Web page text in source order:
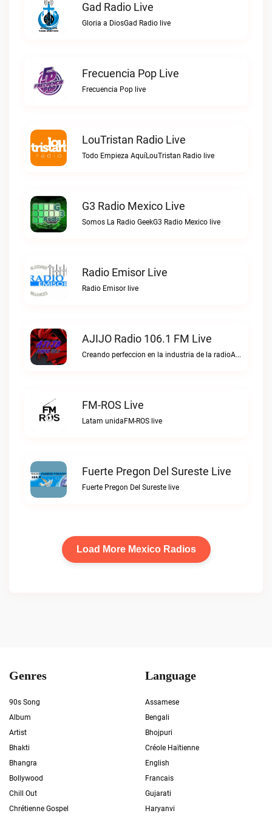
Gad Radio Live
Gloria a DiosGad Radio live
Frecuencia Pop Live
Frecuencia Pop live
LouTristan Radio Live
Todo Empieza AquíLouTristan Radio live
G3 Radio Mexico Live
Somos La Radio GeekG3 Radio Mexico live
Radio Emisor Live
Radio Emisor live
AJIJO Radio 106.1 FM Live
Creando perfeccion en la industria de la radioAJIJO Radio 106.1 FM live
FM-ROS Live
Latam unidaFM-ROS live
Fuerte Pregon Del Sureste Live
Fuerte Pregon Del Sureste live
Load More Mexico Radios
Genres
90s Song
Album
Artist
Bhakti
Bhangra
Bollywood
Chill Out
Chrétienne Gospel
Language
Assamese
Bengali
Bhojpuri
Créole Haïtienne
English
Francais
Gujarati
Haryanvi